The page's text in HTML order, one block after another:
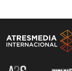
EN ESPAÑOL
LIBERTAD